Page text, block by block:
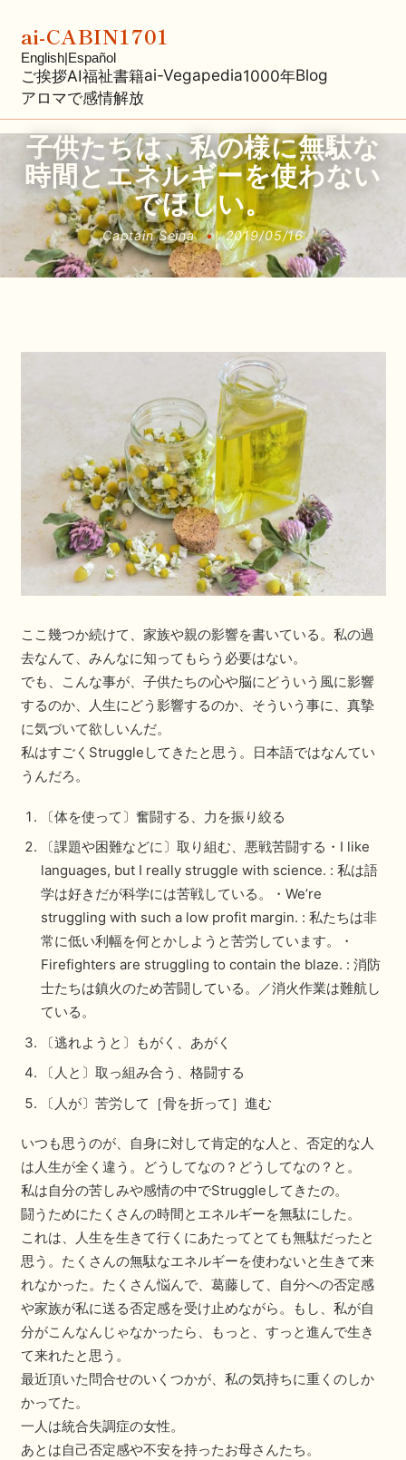
ai-CABIN1701
English|Español
ご挨拶AI福祉書籍ai-Vegapedia1000年Blog
アロマで感情解放
子供たちは、私の様に無駄な
時間とエネルギーを使わない
でほしい。
Captain Seina • 2019/05/16
ここ幾つか続けて、家族や親の影響を書いている。私の過
去なんて、みんなに知ってもらう必要はない。
でも、こんな事が、子供たちの心や脳にどういう風に影響
するのか、人生にどう影響するのか、そういう事に、真摯
に気づいて欲しいんだ。
私はすごくStruggleしてきたと思う。日本語ではなんてい
うんだろ。
〔体を使って〕奮闘する、力を振り絞る
〔課題や困難などに〕取り組む、悪戦苦闘する・I like
languages, but I really struggle with science. : 私は語
学は好きだが科学には苦戦している。・We’re
struggling with such a low profit margin. : 私たちは非
常に低い利幅を何とかしようと苦労しています。・
Firefighters are struggling to contain the blaze. : 消防
士たちは鎮火のため苦闘している。／消火作業は難航し
ている。
〔逃れようと〕もがく、あがく
〔人と〕取っ組み合う、格闘する
〔人が〕苦労して［骨を折って］進む
いつも思うのが、自身に対して肯定的な人と、否定的な人
は人生が全く違う。どうしてなの？どうしてなの？と。
私は自分の苦しみや感情の中でStruggleしてきたの。
闘うためにたくさんの時間とエネルギーを無駄にした。
これは、人生を生きて行くにあたってとても無駄だったと
思う。たくさんの無駄なエネルギーを使わないと生きて来
れなかった。たくさん悩んで、葛藤して、自分への否定感
や家族が私に送る否定感を受け止めながら。もし、私が自
分がこんなんじゃなかったら、もっと、すっと進んで生き
て来れたと思う。
最近頂いた問合せのいくつかが、私の気持ちに重くのしか
かってた。
一人は統合失調症の女性。
あとは自己否定感や不安を持ったお母さんたち。